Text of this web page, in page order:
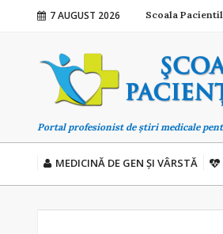
7 AUGUST 2026 Scoala
Portal profesionist de știri medicale
MEDICINĂ DE GEN ȘI VÂRSTĂ